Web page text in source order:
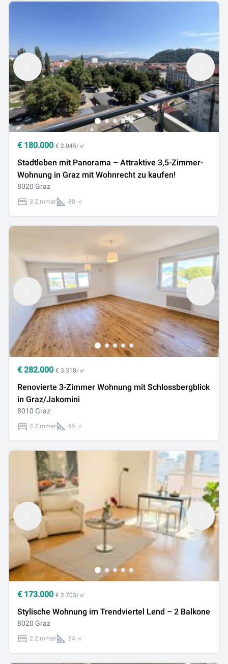
€ 180.000 € 2.045/㎡
Stadtleben mit Panorama – Attraktive 3,5-Zimmer-
Wohnung in Graz mit Wohnrecht zu kaufen!
8020 Graz
3 Zimmer 88 ㎡
€ 282.000 € 3.318/㎡
Renovierte 3-Zimmer Wohnung mit Schlossbergblick
in Graz/Jakomini
8010 Graz
3 Zimmer 85 ㎡
€ 173.000 € 2.703/㎡
Stylische Wohnung im Trendviertel Lend – 2 Balkone
8020 Graz
2 Zimmer 64 ㎡